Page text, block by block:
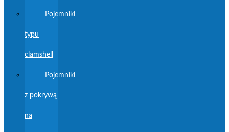
Pojemniki
typu
clamshell
Pojemniki
z pokrywą
na